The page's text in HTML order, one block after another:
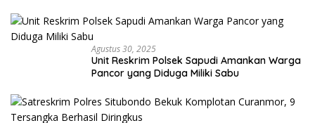
Agustus 30, 2025
Unit Reskrim Polsek Sapudi Amankan Warga
Pancor yang Diduga Miliki Sabu